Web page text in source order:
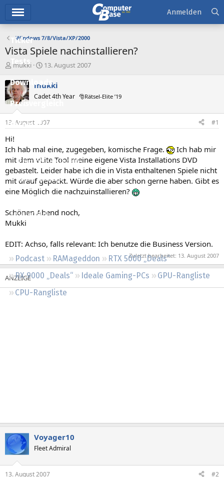
Ticker
Tests
Downloads
Preisvergleich
Forum
Aktuelles
Empfohlene Inhalte
Neue Beiträge
Neueste Aktivitäten
Leserartikel
Podcast RAMageddon
RTX 5000 „Deals“
RX 9000 „Deals“
Ideale Gaming-PCs
GPU-Rangliste
CPU-Rangliste
Anmelden
Windows 7/8/Vista/XP/2000
Vista Spiele nachinstallieren?
E
s
t
e
e
r
mukki
E
s
t
e
l
t
m
13. August 2007
mukki
Cadet 4th Year 🎅Rätsel-Elite ’19
13. August 2007 #1
Hi!
Ich hab mal eine, zugegeben, komische Frage.
Ich hab mir
mit dem vLite Tool meine eigene Vista Installations DVD
gebastelt. Leider habe ich die in Vista enthaltenen Spiele nicht
mit drauf gepackt. Würde die aber schon gerne haben. Gibt es
eine Möglich die nachzuinstallieren?
Schönen Abend noch,
Mukki
EDIT: Achso, falls relevant: Ich benutze die Business Version.
Zuletzt bearbeitet: 13. August 2007
Voyager10
Fleet Admiral
13. August 2007 #2